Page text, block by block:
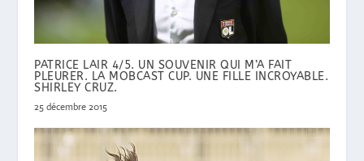
PATRICE LAIR 4/5. UN SOUVENIR QUI M’A FAIT
PLEURER. LA MOBCAST CUP. UNE FILLE INCROYABLE.
SHIRLEY CRUZ.
25 décembre 2015